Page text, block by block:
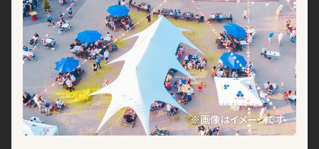
※画像はイメージです